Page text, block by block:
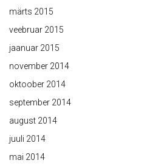
märts 2015
veebruar 2015
jaanuar 2015
november 2014
oktoober 2014
september 2014
august 2014
juuli 2014
mai 2014